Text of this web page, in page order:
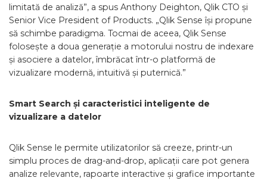
limitată de analiză”, a spus Anthony Deighton, Qlik CTO și
Senior Vice President of Products. „Qlik Sense își propune
să schimbe paradigma. Tocmai de aceea, Qlik Sense
folosește a doua generație a motorului nostru de indexare
și asociere a datelor, îmbrăcat într-o platformă de
vizualizare modernă, intuitivă și puternică.”
Smart Search și caracteristici inteligente de
vizualizare a datelor
Qlik Sense le permite utilizatorilor să creeze, printr-un
simplu proces de drag-and-drop, aplicații care pot genera
analize relevante, rapoarte interactive și grafice importante